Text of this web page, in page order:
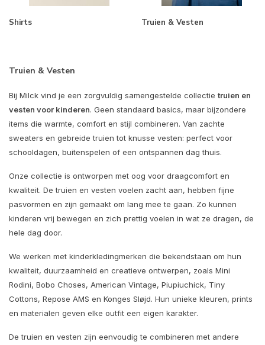
Shirts Truien & Vesten
Truien & Vesten
Bij Milck vind je een zorgvuldig samengestelde collectie truien en
vesten voor kinderen. Geen standaard basics, maar bijzondere
items die warmte, comfort en stijl combineren. Van zachte
sweaters en gebreide truien tot knusse vesten: perfect voor
schooldagen, buitenspelen of een ontspannen dag thuis.
Onze collectie is ontworpen met oog voor draagcomfort en
kwaliteit. De truien en vesten voelen zacht aan, hebben fijne
pasvormen en zijn gemaakt om lang mee te gaan. Zo kunnen
kinderen vrij bewegen en zich prettig voelen in wat ze dragen, de
hele dag door.
We werken met kinderkledingmerken die bekendstaan om hun
kwaliteit, duurzaamheid en creatieve ontwerpen, zoals Mini
Rodini, Bobo Choses, American Vintage, Piupiuchick, Tiny
Cottons, Repose AMS en Konges Sløjd. Hun unieke kleuren, prints
en materialen geven elke outfit een eigen karakter.
De truien en vesten zijn eenvoudig te combineren met andere